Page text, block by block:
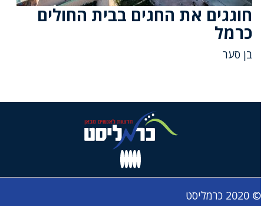
חוגגים את החגים בבית החולים
כרמל
בן סער
© 2020 כרמליסט